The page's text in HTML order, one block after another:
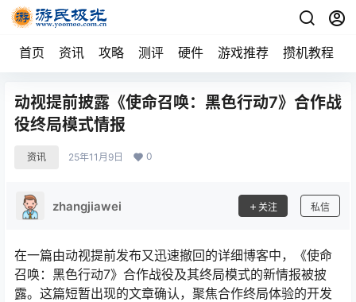
首页 资讯 攻略 测评 硬件 游戏推荐 攒机教程
动视提前披露《使命召唤：黑色行动7》合作战
役终局模式情报
资讯 25年11月9日 0
zhangjiawei 关注 私信
在一篇由动视提前发布又迅速撤回的详细博客中，《使命
召唤：黑色行动7》合作战役及其终局模式的新情报被披
露。这篇短暂出现的文章确认，聚焦合作终局体验的开发